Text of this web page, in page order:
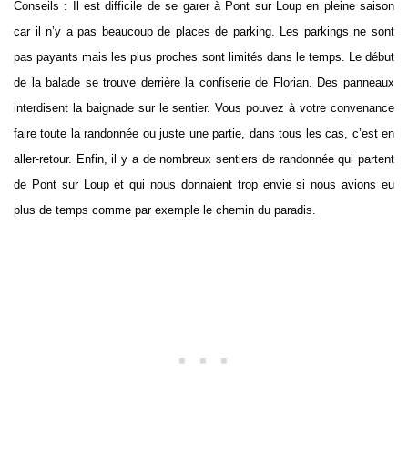
Conseils : Il est difficile de se garer à Pont sur Loup en pleine saison
car il n’y a pas beaucoup de places de parking. Les parkings ne sont
pas payants mais les plus proches sont limités dans le temps. Le début
de la balade se trouve derrière la confiserie de Florian. Des panneaux
interdisent la baignade sur le sentier. Vous pouvez à votre convenance
faire toute la randonnée ou juste une partie, dans tous les cas, c’est en
aller-retour. Enfin, il y a de nombreux sentiers de randonnée qui partent
de Pont sur Loup et qui nous donnaient trop envie si nous avions eu
plus de temps comme par exemple le chemin du paradis.